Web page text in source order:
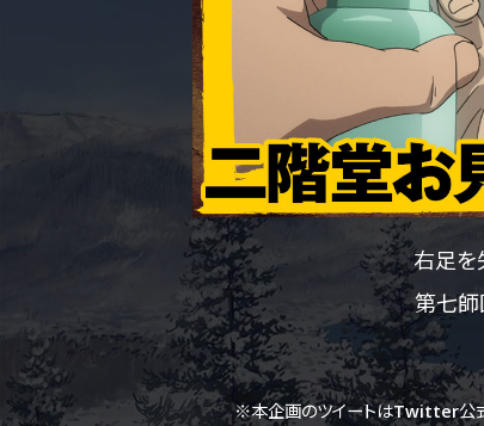
右足を
第七師
※本企画のツイートはTwitter公式